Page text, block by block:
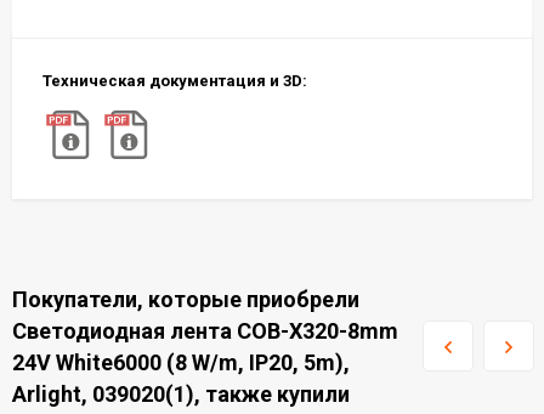
Техническая документация и 3D:
Покупатели, которые приобрели
Светодиодная лента COB-X320-8mm
24V White6000 (8 W/m, IP20, 5m),
Arlight, 039020(1), также купили